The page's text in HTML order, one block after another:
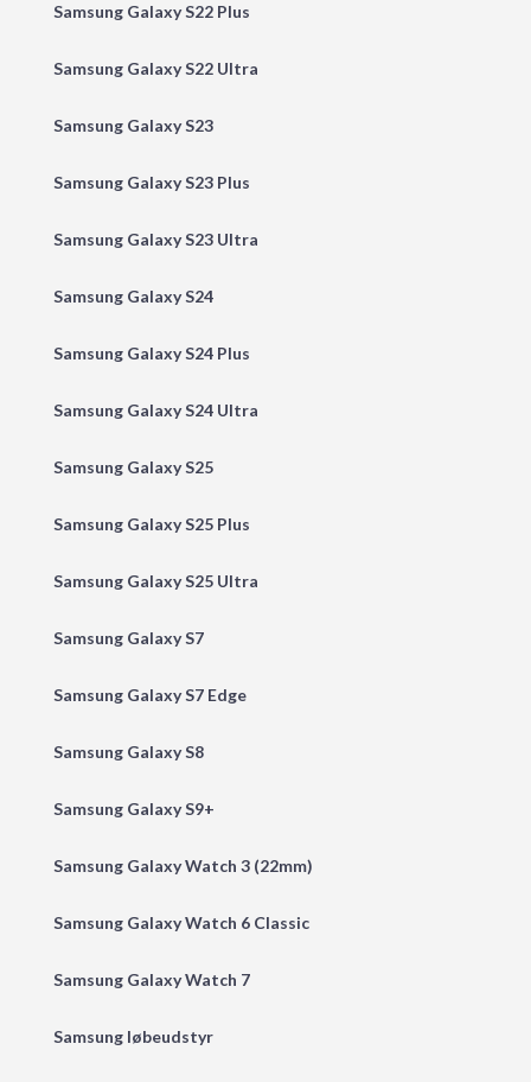
Samsung Galaxy S22 Plus
Samsung Galaxy S22 Ultra
Samsung Galaxy S23
Samsung Galaxy S23 Plus
Samsung Galaxy S23 Ultra
Samsung Galaxy S24
Samsung Galaxy S24 Plus
Samsung Galaxy S24 Ultra
Samsung Galaxy S25
Samsung Galaxy S25 Plus
Samsung Galaxy S25 Ultra
Samsung Galaxy S7
Samsung Galaxy S7 Edge
Samsung Galaxy S8
Samsung Galaxy S9+
Samsung Galaxy Watch 3 (22mm)
Samsung Galaxy Watch 6 Classic
Samsung Galaxy Watch 7
Samsung løbeudstyr